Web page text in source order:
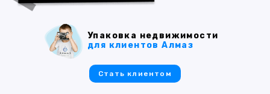
Упаковка недвижимости
для клиентов Алмаз
Стать клиентом